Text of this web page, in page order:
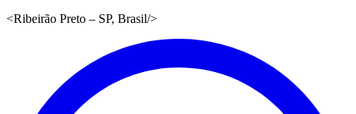
<Ribeirão Preto – SP, Brasil/>